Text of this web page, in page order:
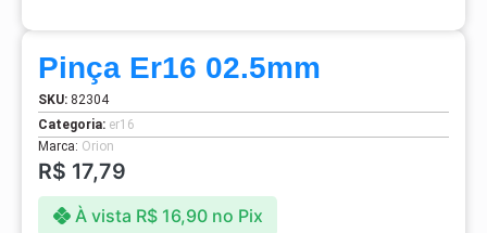
Pinça Er16 02.5mm
SKU: 82304
Categoria: er16
Marca: Orion
R$ 17,79
À vista R$16,90 no Pix